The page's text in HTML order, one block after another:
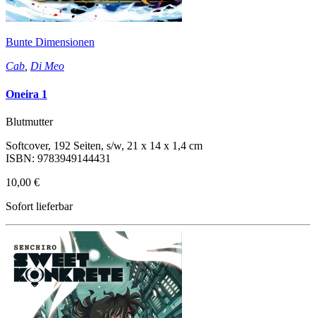
Bunte Dimensionen
Cab, Di Meo
Oneira 1
Blutmutter
Softcover, 192 Seiten, s/w, 21 x 14 x 1,4 cm
ISBN: 9783949144431
10,00 €
Sofort lieferbar